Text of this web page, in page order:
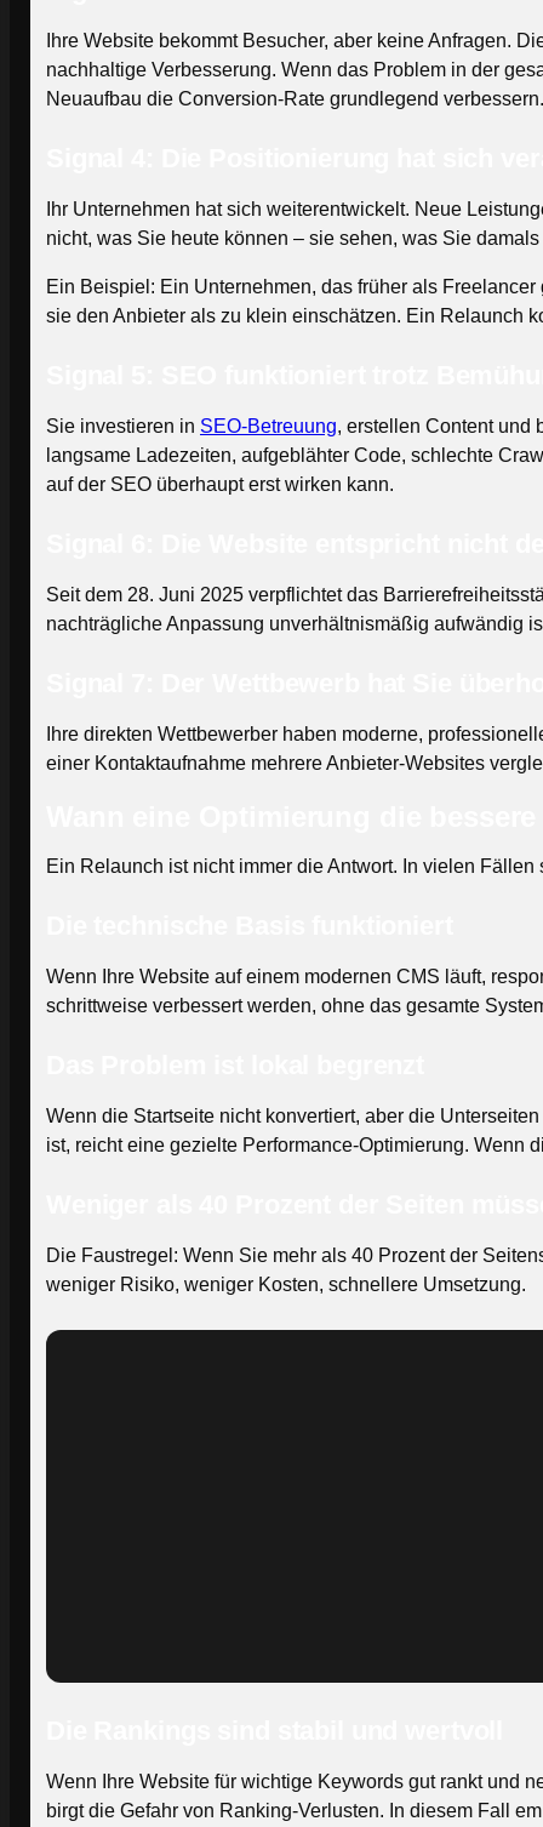
Ihre Website bekommt Besucher, aber keine Anfragen.
nachhaltige Verbesserung. Wenn das Problem in der
Neuaufbau die Conversion-Rate grundlegend verbessern.
Ihr Unternehmen hat sich weiterentwickelt. Neue
nicht, was Sie heute können – sie sehen, was Sie
Ein Beispiel: Ein Unternehmen, das früher als
sie den Anbieter als zu klein einschätzen. Ein Relaunch
Sie investieren in SEO-Betreuung, erstellen Content und
langsame Ladezeiten, aufgeblähter Code, schlechte
auf der SEO überhaupt erst wirken kann.
Seit dem 28. Juni 2025 verpflichtet das
nachträgliche Anpassung unverhältnismäßig aufwändig
Ihre direkten Wettbewerber haben moderne,
einer Kontaktaufnahme mehrere Anbieter-Websites
Ein Relaunch ist nicht immer die Antwort. In vielen
Wenn Ihre Website auf einem modernen CMS läuft,
schrittweise verbessert werden, ohne das gesamte
Wenn die Startseite nicht konvertiert, aber die
ist, reicht eine gezielte Performance-Optimierung. Wenn
Die Faustregel: Wenn Sie mehr als 40 Prozent der
weniger Risiko, weniger Kosten, schnellere Umsetzung.
Wenn Ihre Website für wichtige Keywords gut rankt und
birgt die Gefahr von Ranking-Verlusten. In diesem Fall